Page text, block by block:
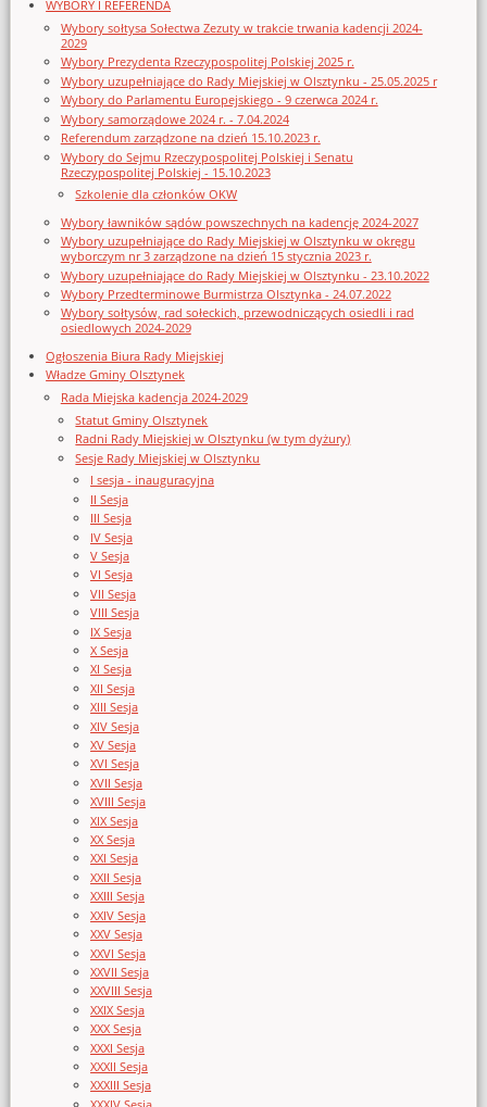
WYBORY I REFERENDA
Wybory sołtysa Sołectwa Zezuty w trakcie trwania kadencji 2024-
2029
Wybory Prezydenta Rzeczypospolitej Polskiej 2025 r.
Wybory uzupełniające do Rady Miejskiej w Olsztynku - 25.05.2025 r
Wybory do Parlamentu Europejskiego - 9 czerwca 2024 r.
Wybory samorządowe 2024 r. - 7.04.2024
Referendum zarządzone na dzień 15.10.2023 r.
Wybory do Sejmu Rzeczypospolitej Polskiej i Senatu
Rzeczypospolitej Polskiej - 15.10.2023
Szkolenie dla członków OKW
Wybory ławników sądów powszechnych na kadencję 2024-2027
Wybory uzupełniające do Rady Miejskiej w Olsztynku w okręgu
wyborczym nr 3 zarządzone na dzień 15 stycznia 2023 r.
Wybory uzupełniające do Rady Miejskiej w Olsztynku - 23.10.2022
Wybory Przedterminowe Burmistrza Olsztynka - 24.07.2022
Wybory sołtysów, rad sołeckich, przewodniczących osiedli i rad
osiedlowych 2024-2029
Ogłoszenia Biura Rady Miejskiej
Władze Gminy Olsztynek
Rada Miejska kadencja 2024-2029
Statut Gminy Olsztynek
Radni Rady Miejskiej w Olsztynku (w tym dyżury)
Sesje Rady Miejskiej w Olsztynku
I sesja - inauguracyjna
II Sesja
III Sesja
IV Sesja
V Sesja
VI Sesja
VII Sesja
VIII Sesja
IX Sesja
X Sesja
XI Sesja
XII Sesja
XIII Sesja
XIV Sesja
XV Sesja
XVI Sesja
XVII Sesja
XVIII Sesja
XIX Sesja
XX Sesja
XXI Sesja
XXII Sesja
XXIII Sesja
XXIV Sesja
XXV Sesja
XXVI Sesja
XXVII Sesja
XXVIII Sesja
XXIX Sesja
XXX Sesja
XXXI Sesja
XXXII Sesja
XXXIII Sesja